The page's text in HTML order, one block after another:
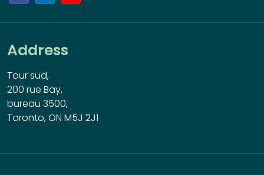
Address
Tour sud,
200 rue Bay,
bureau 3500,
Toronto, ON M5J 2J1